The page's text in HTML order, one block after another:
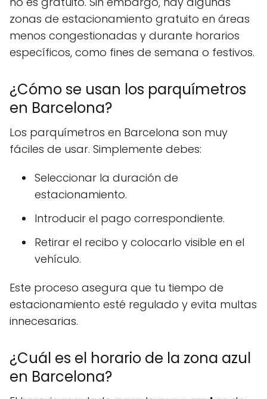
zonas de estacionamiento gratuito en áreas
menos congestionadas y durante horarios
específicos, como fines de semana o festivos.
¿Cómo se usan los parquímetros
en Barcelona?
Los parquímetros en Barcelona son muy
fáciles de usar. Simplemente debes:
Seleccionar la duración de
estacionamiento.
Introducir el pago correspondiente.
Retirar el recibo y colocarlo visible en el
vehículo.
Este proceso asegura que tu tiempo de
estacionamiento esté regulado y evita multas
innecesarias.
¿Cuál es el horario de la zona azul
en Barcelona?